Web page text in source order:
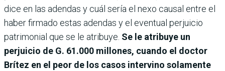
dice en las adendas y cuál sería el nexo causal entre el
haber firmado estas adendas y el eventual perjuicio
patrimonial que se le atribuye. Se le atribuye un
perjuicio de G. 61.000 millones, cuando el doctor
Brítez en el peor de los casos intervino solamente